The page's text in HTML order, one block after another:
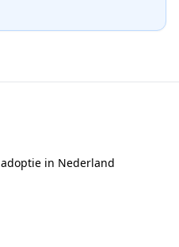
in Nederland